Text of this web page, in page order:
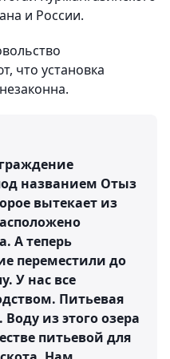
и России.
что установка
названием Отыз
вытекает из
А теперь
переместили до
У нас все
Питьевая
из этого озера
питьевой для